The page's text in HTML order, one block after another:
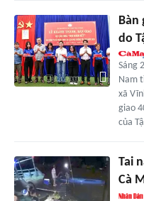
Bàn
do
Sáng
Nam
xã
giao
của
Tai
Cà